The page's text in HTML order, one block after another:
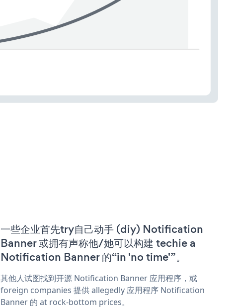
一些企业首先try自己动手 (diy) Notification
Banner 或拥有声称他/她可以构建 techie a
Notification Banner 的“in 'no time'”。
其他人试图找到开源 Notification Banner 应用程序，或
foreign companies 提供 allegedly 应用程序 Notification
Banner 的 at rock-bottom prices。